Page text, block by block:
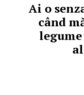
Ai o
când
legume